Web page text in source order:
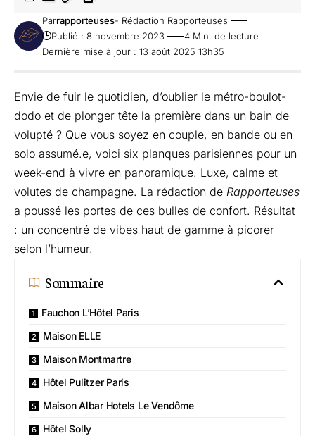
Dernière mise à jour : 13 août 2025 13h35
Parrapporteuses- Rédaction Rapporteuses
Publié : 8 novembre 2023
4 Min. de lecture
Envie de fuir le quotidien, d’oublier le métro-boulot-
dodo et de plonger tête la première dans un bain de
volupté ? Que vous soyez en couple, en bande ou en
solo assumé.e, voici six planques parisiennes pour un
week-end à vivre en panoramique. Luxe, calme et
volutes de champagne. La rédaction de Rapporteuses
a poussé les portes de ces bulles de confort. Résultat
: un concentré de vibes haut de gamme à picorer
selon l’humeur.
Sommaire
Fauchon L’Hôtel Paris
Maison ELLE
Maison Montmartre
Hôtel Pulitzer Paris
Maison Albar Hotels Le Vendôme
Hôtel Solly